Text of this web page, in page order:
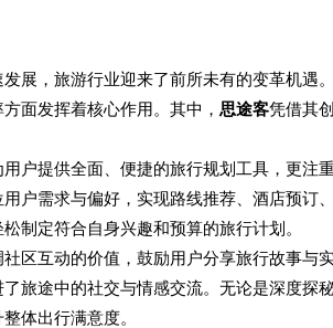
展，旅游行业迎来了前所未有的变革机
面发挥着核心作用。其中， 思途客凭借其
户提供全面、便捷的旅行规划工具，更注
户需求与偏好，实现路线推荐、酒店预订
制定符合自身兴趣和预算的旅行计划。
社区互动的价值，鼓励用户分享旅行故事与
旅途中的社交与情感交流。无论是深度探
体出行满意度。